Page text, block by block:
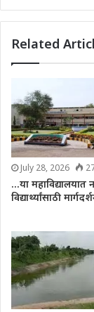
Related
July 28, 2026
…या महाविद्यालयात
विद्यार्थ्यांसाठी